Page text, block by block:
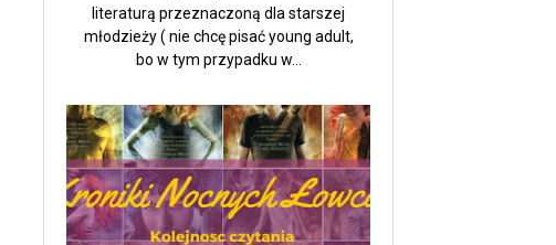
literaturą przeznaczoną dla starszej
młodzieży ( nie chcę pisać young adult,
bo w tym przypadku w...